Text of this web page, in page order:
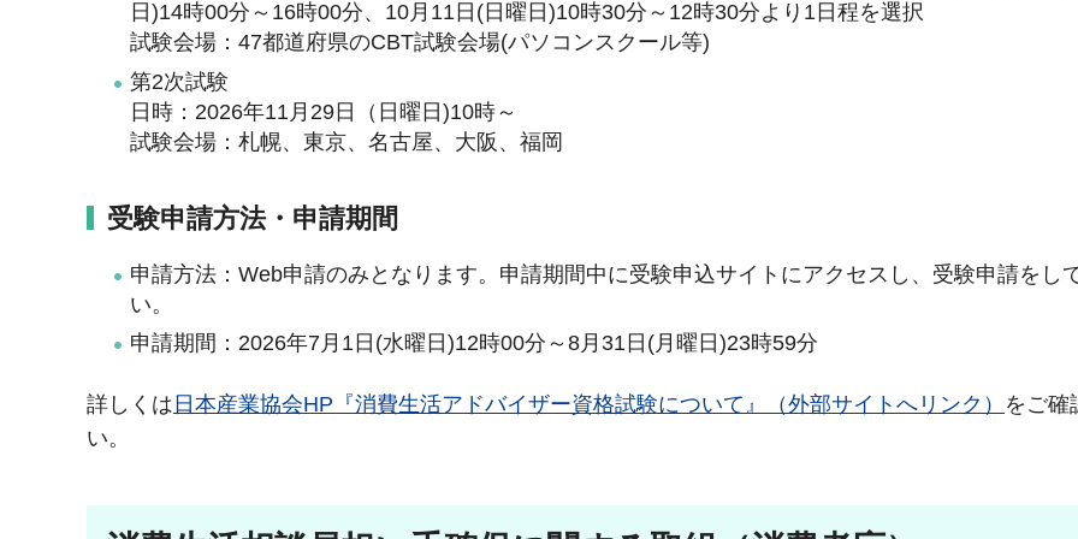
日)14時00分～16時00分、10月11日(日曜日)10時30分～12時30分より1日程を選択
試験会場：47都道府県のCBT試験会場(パソコンスクール等)
第2次試験
日時：2026年11月29日（日曜日)10時～
試験会場：札幌、東京、名古屋、大阪、福岡
受験申請方法・申請期間
申請方法：Web申請のみとなります。申請期間中に受験申込サイトにアクセスし、受験申請をし
い。
申請期間：2026年7月1日(水曜日)12時00分～8月31日(月曜日)23時59分
詳しくは 日本産業協会HP『消費生活アドバイザー資格試験について』（外部サイトへリンク） をご確
い。